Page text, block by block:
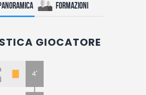
Formazioni
GIOCATORE
4'